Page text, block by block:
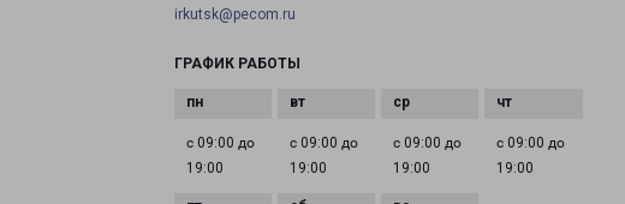
irkutsk@pecom.ru
ГРАФИК РАБОТЫ
с 09:00 до
19:00
с 09:00 до
19:00
с 09:00 до
19:00
с 09:00 до
19:00